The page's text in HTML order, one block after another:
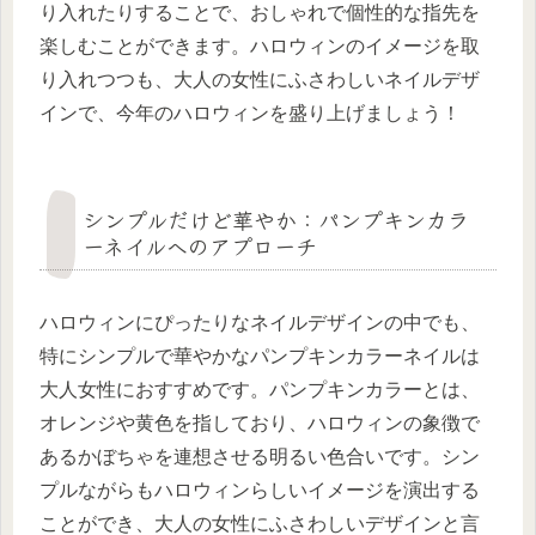
り入れたりすることで、おしゃれで個性的な指先を
楽しむことができます。ハロウィンのイメージを取
り入れつつも、大人の女性にふさわしいネイルデザ
インで、今年のハロウィンを盛り上げましょう！
シンプルだけど華やか：パンプキンカラ
ーネイルへのアプローチ
ハロウィンにぴったりなネイルデザインの中でも、
特にシンプルで華やかなパンプキンカラーネイルは
大人女性におすすめです。パンプキンカラーとは、
オレンジや黄色を指しており、ハロウィンの象徴で
あるかぼちゃを連想させる明るい色合いです。シン
プルながらもハロウィンらしいイメージを演出する
ことができ、大人の女性にふさわしいデザインと言